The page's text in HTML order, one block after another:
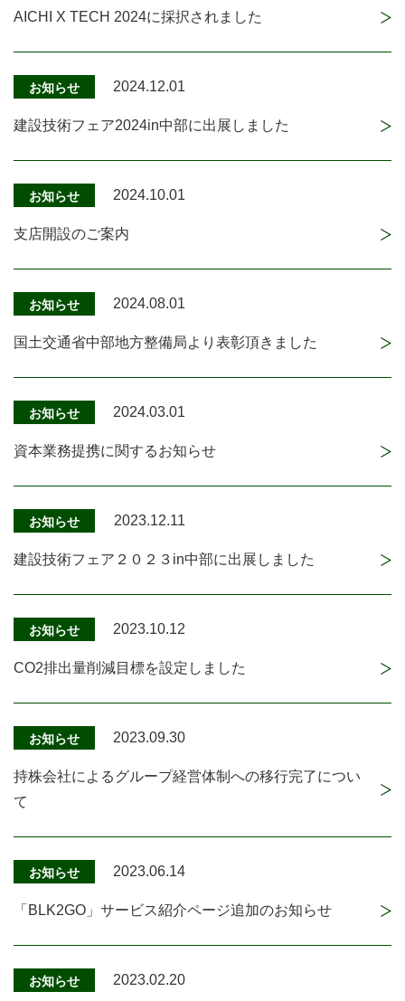
AICHI X TECH 2024に採択されました
お知らせ 2024.12.01
建設技術フェア2024in中部に出展しました
お知らせ 2024.10.01
支店開設のご案内
お知らせ 2024.08.01
国土交通省中部地方整備局より表彰頂きました
お知らせ 2024.03.01
資本業務提携に関するお知らせ
お知らせ 2023.12.11
建設技術フェア２０２３in中部に出展しました
お知らせ 2023.10.12
CO2排出量削減目標を設定しました
お知らせ 2023.09.30
持株会社によるグループ経営体制への移行完了につい
て
お知らせ 2023.06.14
「BLK2GO」サービス紹介ページ追加のお知らせ
お知らせ 2023.02.20